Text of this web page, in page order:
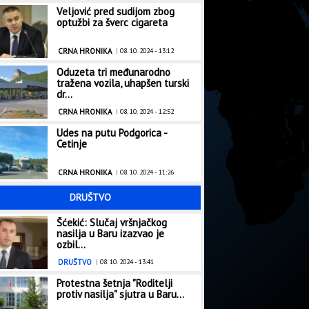
Budućnost sjutra
Pokušaćemo da
otpor
Veljović pred sudijom zbog
optužbi za šverc cigareta
CRNA HRONIKA| 08. 10. 2024 - 13:12
Oduzeta tri međunarodno
tražena vozila, uhapšen turski
dr...
CRNA HRONIKA| 08. 10. 2024 - 12:52
Udes na putu Podgorica -
Cetinje
CRNA HRONIKA| 08. 10. 2024 - 11:26
DRUŠTVO
Šćekić: Slučaj vršnjačkog
nasilja u Baru izazvao je
ozbil...
DRUŠTVO | 08. 10. 2024 - 13:41
Protestna šetnja "Roditelji
protiv nasilja" sjutra u Baru...